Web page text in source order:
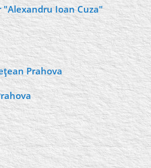
Ioan Cuza"
Prahova